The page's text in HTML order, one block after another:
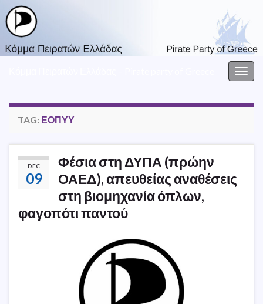
TAG: ΕΟΠΥΥ
DEC
09
Φέσια στη ΔΥΠΑ (πρώην
ΟΑΕΔ), απευθείας αναθέσεις
στη βιομηχανία όπλων,
φαγοπότι παντού